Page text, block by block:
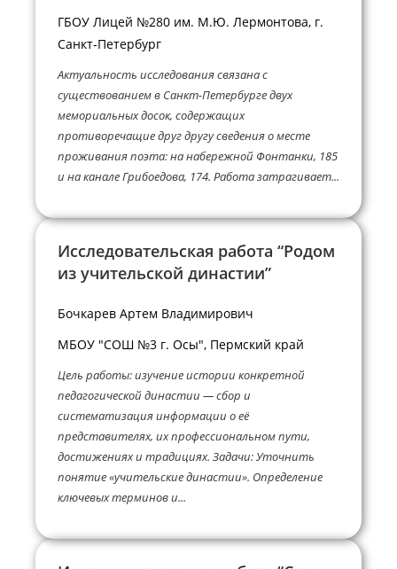
ГБОУ Лицей №280 им. М.Ю. Лермонтова, г.
Санкт-Петербург
Актуальность исследования связана с
существованием в Санкт-Петербурге двух
мемориальных досок, содержащих
противоречащие друг другу сведения о месте
проживания поэта: на набережной Фонтанки, 185
и на канале Грибоедова, 174. Работа затрагивает...
Исследовательская работа “Родом
из учительской династии”
Бочкарев Артем Владимирович
МБОУ "СОШ №3 г. Осы", Пермский край
Цель работы: изучение истории конкретной
педагогической династии — сбор и
систематизация информации о её
представителях, их профессиональном пути,
достижениях и традициях. Задачи: Уточнить
понятие «учительские династии». Определение
ключевых терминов и...